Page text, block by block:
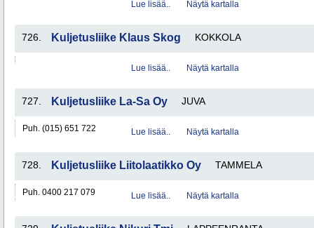
Lue lisää.. Näytä kartalla
726. Kuljetusliike Klaus Skog KOKKOLA
Lue lisää.. Näytä kartalla
727. Kuljetusliike La-Sa Oy JUVA
Puh. (015) 651 722 Lue lisää.. Näytä kartalla
728. Kuljetusliike Liitolaatikko Oy TAMMELA
Puh. 0400 217 079 Lue lisää.. Näytä kartalla